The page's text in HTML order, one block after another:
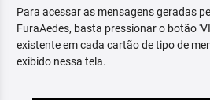
Para acessar as mensagens geradas
FuraAedes, basta pressionar o botão
existente em cada cartão de tipo de
exibido nessa tela.